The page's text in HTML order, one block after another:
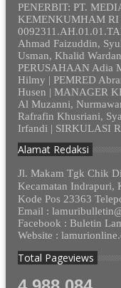
PENERBIT: PT.
KEMENKUMHAM RI
Ahmad Faizuddin,
Usman, Khalid
PERUSAHAAN Adia
Hilmy | PEMRED
Husen | MANAGER
Al Muzanni,
Rafrafin Khusriani,
Irfandi | SIRKULASI
Alamat Redaksi
Jl. Makam Tgk Chik
Kecamatan Indrapuri,
Kode Pos 23363
Email :
Facebook : Buletin
Website :
Total Pageviews